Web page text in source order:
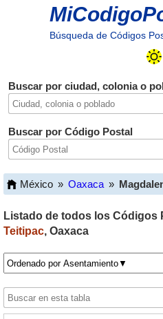
Búsqueda de Códigos
Buscar por ciudad, colonia o
Buscar por Código Postal
México » Oaxaca »
Listado de todos los Códigos
Teitipac, Oaxaca